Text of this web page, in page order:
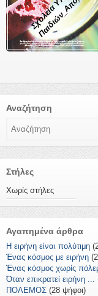
Αναζήτηση
Στήλες
Χωρίς στήλες
Αγαπημένα άρθρα
Η ειρήνη είναι πολύτιμη
Ένας κόσμος με ειρήνη
Ένας κόσμος χωρίς
Όταν επικρατεί ειρήνη ...
ΠΟΛΕΜΟΣ (28 ψήφοι)